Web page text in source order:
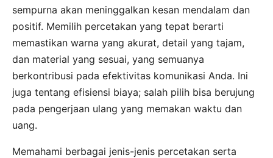
sempurna akan meninggalkan kesan mendalam dan
positif. Memilih percetakan yang tepat berarti
memastikan warna yang akurat, detail yang tajam,
dan material yang sesuai, yang semuanya
berkontribusi pada efektivitas komunikasi Anda. Ini
juga tentang efisiensi biaya; salah pilih bisa berujung
pada pengerjaan ulang yang memakan waktu dan
uang.
Memahami berbagai jenis-jenis percetakan serta